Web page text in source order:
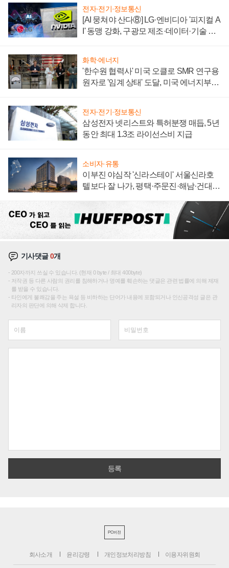
전자·전기·정보통신
[AI 뭉쳐야 산다⑧] LG·엔비디아 '피지컬 A
I' 동맹 강화, 구광모 제조·데이터·기술 결
화학·에너지
'한수원 협력사' 미국 오클로 SMR 연구용
원자로 '임계 상태' 도달, 미국 에너지부
전자·전기·정보통신
삼성전자 넷리스트와 특허분쟁 매듭, 5년
동안 최대 1.3조 라이선스비 지급
소비자·유통
이부진 야심작 '신라스테이' 서울신라호
텔보다 잘 나가, 평택·주문진·해남·건대로
기사댓글0개
200자까지 쓰실 수 있습니다. (현재 0 byte / 최대 400byte)
저작권 등 다른 사람의 권리를 침해하거나 명예를 훼손하는 댓글은 관련 법률에 의해 제재
를 받을 수 있습니다.
타인에게 불쾌감을 주는 욕설 등 비하하는 단어가 내용에 포함되거나 인신공격성 글은 관
리자의 판단에 의해 삭제 합니다.
PC버전
회사소개 윤리강령 개인정보처리방침 이용자위원회